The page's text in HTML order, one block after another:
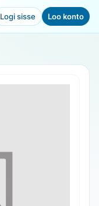
Logi sisse Loo konto